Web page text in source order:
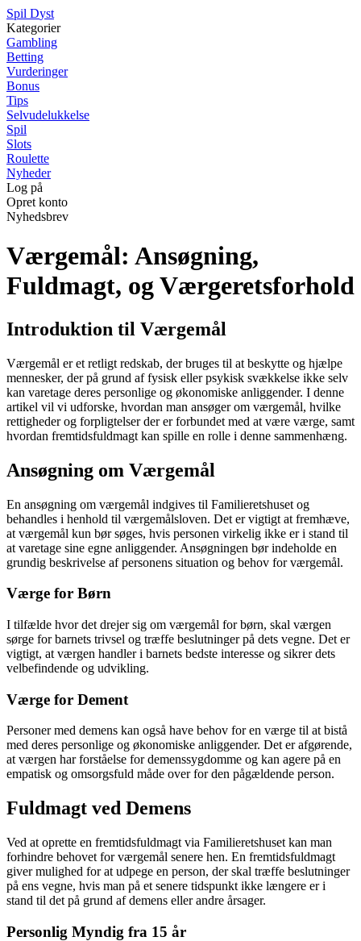
Spil Dyst
Kategorier
Gambling
Betting
Vurderinger
Bonus
Tips
Selvudelukkelse
Spil
Slots
Roulette
Nyheder
Log på
Opret konto
Nyhedsbrev
Værgemål: Ansøgning,
Fuldmagt, og Værgeretsforhold
Introduktion til Værgemål
Værgemål er et retligt redskab, der bruges til at beskytte og hjælpe
mennesker, der på grund af fysisk eller psykisk svækkelse ikke selv
kan varetage deres personlige og økonomiske anliggender. I denne
artikel vil vi udforske, hvordan man ansøger om værgemål, hvilke
rettigheder og forpligtelser der er forbundet med at være værge, samt
hvordan fremtidsfuldmagt kan spille en rolle i denne sammenhæng.
Ansøgning om Værgemål
En ansøgning om værgemål indgives til Familieretshuset og
behandles i henhold til værgemålsloven. Det er vigtigt at fremhæve,
at værgemål kun bør søges, hvis personen virkelig ikke er i stand til
at varetage sine egne anliggender. Ansøgningen bør indeholde en
grundig beskrivelse af personens situation og behov for værgemål.
Værge for Børn
I tilfælde hvor det drejer sig om værgemål for børn, skal værgen
sørge for barnets trivsel og træffe beslutninger på dets vegne. Det er
vigtigt, at værgen handler i barnets bedste interesse og sikrer dets
velbefindende og udvikling.
Værge for Dement
Personer med demens kan også have behov for en værge til at bistå
med deres personlige og økonomiske anliggender. Det er afgørende,
at værgen har forståelse for demenssygdomme og kan agere på en
empatisk og omsorgsfuld måde over for den pågældende person.
Fuldmagt ved Demens
Ved at oprette en fremtidsfuldmagt via Familieretshuset kan man
forhindre behovet for værgemål senere hen. En fremtidsfuldmagt
giver mulighed for at udpege en person, der skal træffe beslutninger
på ens vegne, hvis man på et senere tidspunkt ikke længere er i
stand til det på grund af demens eller andre årsager.
Personlig Myndig fra 15 år